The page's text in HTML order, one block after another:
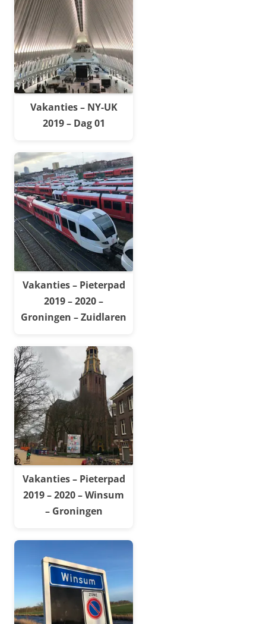
Vakanties – NY-UK
2019 – Dag 01
Vakanties – Pieterpad
2019 – 2020 –
Groningen – Zuidlaren
Vakanties – Pieterpad
2019 – 2020 – Winsum
– Groningen